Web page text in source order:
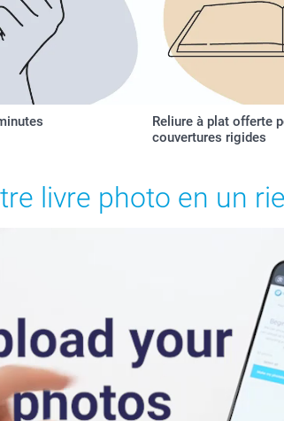
Reliure à plat offerte
couvertures rigides
livre photo en un